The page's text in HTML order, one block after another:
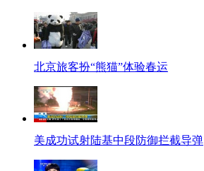
北京旅客扮“熊猫”体验春运
美成功试射陆基中段防御拦截导弹